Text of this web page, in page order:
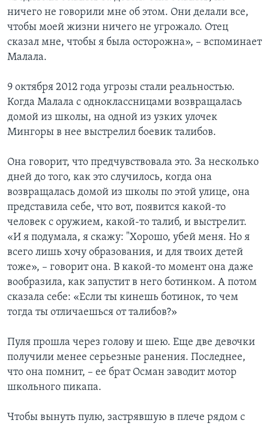
ничего не говорили мне об этом. Они делали все,
чтобы моей жизни ничего не угрожало. Отец
сказал мне, чтобы я была осторожна», – вспоминает
Малала.
9 октября 2012 года угрозы стали реальностью.
Когда Малала с одноклассницами возвращалась
домой из школы, на одной из узких улочек
Мингоры в нее выстрелил боевик талибов.
Она говорит, что предчувствовала это. За несколько
дней до того, как это случилось, когда она
возвращалась домой из школы по этой улице, она
представила себе, что вот, появится какой-то
человек с оружием, какой-то талиб, и выстрелит.
«И я подумала, я скажу: "Хорошо, убей меня. Но я
всего лишь хочу образования, и для твоих детей
тоже», – говорит она. В какой-то момент она даже
вообразила, как запустит в него ботинком. А потом
сказала себе: «Если ты кинешь ботинок, то чем
тогда ты отличаешься от талибов?»
Пуля прошла через голову и шею. Еще две девочки
получили менее серьезные ранения. Последнее,
что она помнит, – ее брат Осман заводит мотор
школьного пикапа.
Чтобы вынуть пулю, застрявшую в плече рядом с